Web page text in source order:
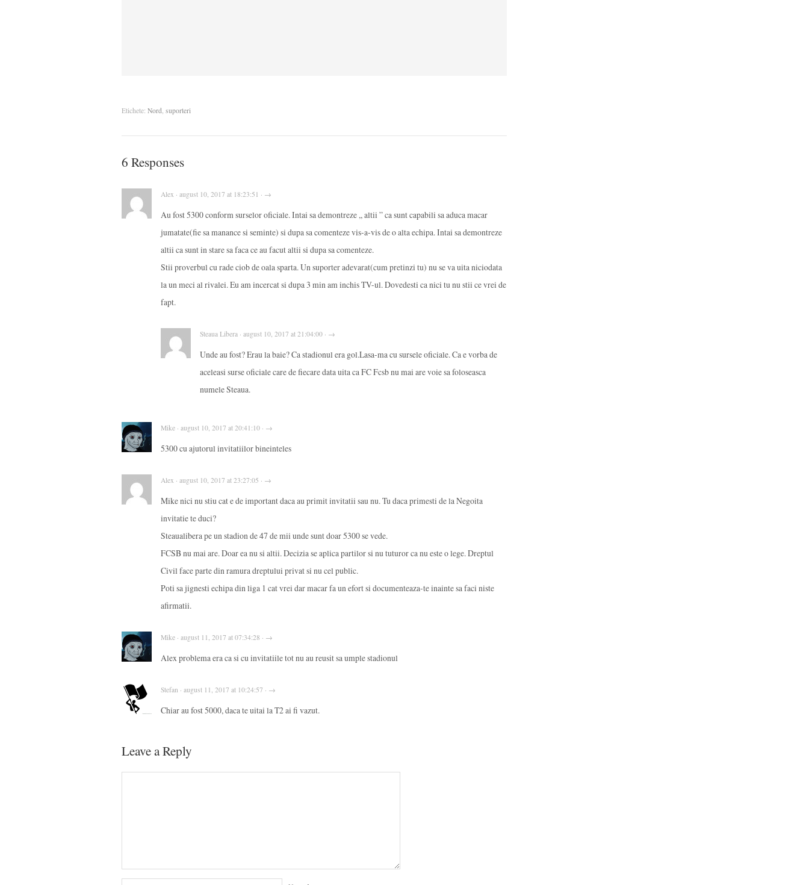
Etichete: Nord, suporteri
6 Responses
Alex · august 10, 2017 at 18:23:51 · →
Au fost 5300 conform surselor oficiale. Intai sa demontreze ,, altii ” ca sunt capabili sa aduca macar
jumatate(fie sa manance si seminte) si dupa sa comenteze vis-a-vis de o alta echipa. Intai sa demontreze
altii ca sunt in stare sa faca ce au facut altii si dupa sa comenteze.
Stii proverbul cu rade ciob de oala sparta. Un suporter adevarat(cum pretinzi tu) nu se va uita niciodata
la un meci al rivalei. Eu am incercat si dupa 3 min am inchis TV-ul. Dovedesti ca nici tu nu stii ce vrei de
fapt.
Steaua Libera · august 10, 2017 at 21:04:00 · →
Unde au fost? Erau la baie? Ca stadionul era gol.Lasa-ma cu sursele oficiale. Ca e vorba de
aceleasi surse oficiale care de fiecare data uita ca FC Fcsb nu mai are voie sa foloseasca
numele Steaua.
Mike · august 10, 2017 at 20:41:10 · →
5300 cu ajutorul invitatiilor bineinteles
Alex · august 10, 2017 at 23:27:05 · →
Mike nici nu stiu cat e de important daca au primit invitatii sau nu. Tu daca primesti de la Negoita
invitatie te duci?
Steaualibera pe un stadion de 47 de mii unde sunt doar 5300 se vede.
FCSB nu mai are. Doar ea nu si altii. Decizia se aplica partilor si nu tuturor ca nu este o lege. Dreptul
Civil face parte din ramura dreptului privat si nu cel public.
Poti sa jignesti echipa din liga 1 cat vrei dar macar fa un efort si documenteaza-te inainte sa faci niste
afirmatii.
Mike · august 11, 2017 at 07:34:28 · →
Alex problema era ca si cu invitatiile tot nu au reusit sa umple stadionul
Stefan · august 11, 2017 at 10:24:57 · →
Chiar au fost 5000, daca te uitai la T2 ai fi vazut.
Leave a Reply